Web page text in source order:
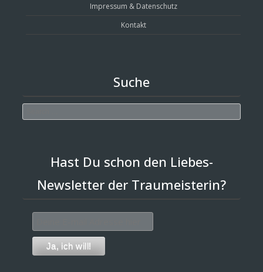
Impressum & Datenschutz
Kontakt
Suche
Hast Du schon den Liebes-
Newsletter der Traumeisterin?